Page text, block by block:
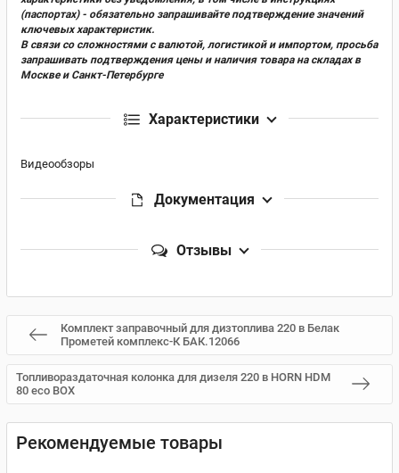
(паспортах) - обязательно запрашивайте подтверждение значений
ключевых характеристик.
В связи со сложностями с валютой, логистикой и импортом, просьба
запрашивать подтверждения цены и наличия товара на складах в
Москве и Санкт-Петербурге
Характеристики
Видеообзоры
Документация
Отзывы
Комплект заправочный для дизтоплива 220 в Белак
Прометей комплекс-К БАК.12066
Топливораздаточная колонка для дизеля 220 в HORN HDM
80 есо BOX
Рекомендуемые товары